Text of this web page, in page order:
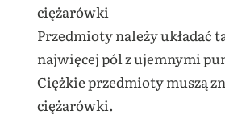
ciężarówki
Przedmioty należy układać
najwięcej pól z ujemnymi
Ciężkie przedmioty muszą
ciężarówki.